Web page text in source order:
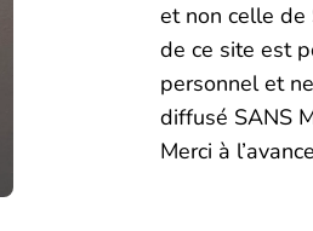
et non celle de
de ce site est
personnel et
diffusé SANS
Merci à